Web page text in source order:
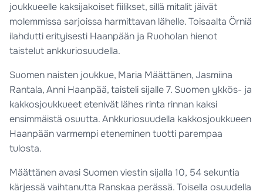
joukkueelle kaksijakoiset fiilikset, sillä mitalit jäivät
molemmissa sarjoissa harmittavan lähelle. Toisaalta Örniä
ilahdutti erityisesti Haanpään ja Ruoholan hienot
taistelut ankkuriosuudella.
Suomen naisten joukkue, Maria Määttänen, Jasmiina
Rantala, Anni Haanpää, taisteli sijalle 7. Suomen ykkös- ja
kakkosjoukkueet etenivät lähes rinta rinnan kaksi
ensimmäistä osuutta. Ankkuriosuudella kakkosjoukkueen
Haanpään varmempi eteneminen tuotti parempaa
tulosta.
Määttänen avasi Suomen viestin sijalla 10, 54 sekuntia
kärjessä vaihtanutta Ranskaa perässä. Toisella osuudella